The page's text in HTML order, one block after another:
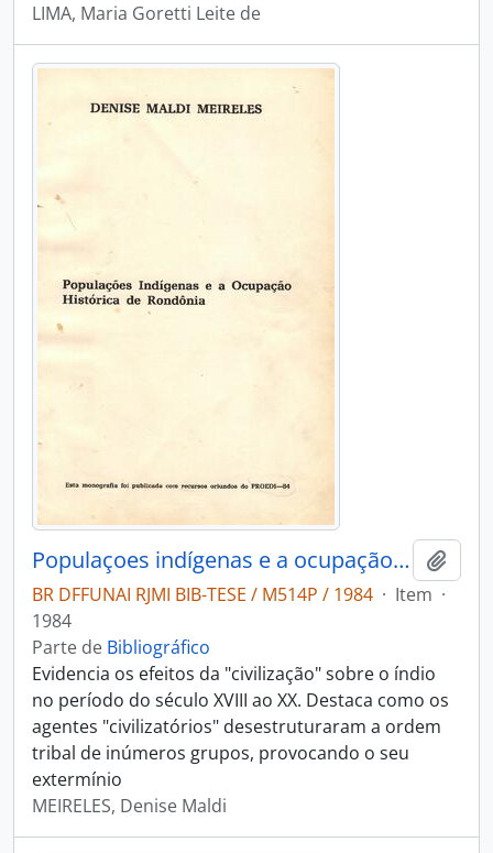
LIMA, Maria Goretti Leite de
Populaçoes indígenas e a ocupação histórica de rondonia
BR DFFUNAI RJMI BIB-TESE / M514P / 1984 · Item ·
1984
Parte de Bibliográfico
Evidencia os efeitos da "civilização" sobre o índio
no período do século XVIII ao XX. Destaca como os
agentes "civilizatórios" desestruturaram a ordem
tribal de inúmeros grupos, provocando o seu
extermínio
MEIRELES, Denise Maldi